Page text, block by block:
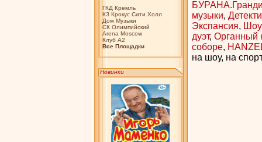
ГКД Кремль
КЗ Крокус Сити Холл
Дом Музыки
СК Олимпийский
Arena Moscow
Клуб А2
Bсе Площадки
Новинки
музыки,
Экспансия,
дуэт, Органный
соборе,
на шоу, на